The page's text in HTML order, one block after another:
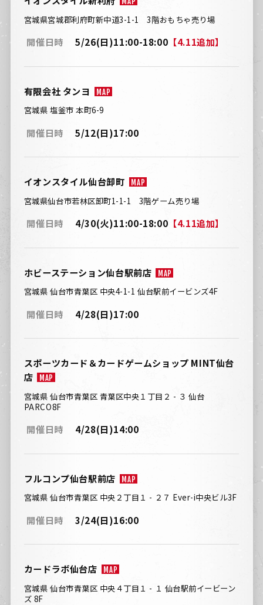
宮城県宮城郡利府町新中道3-1-1 3階おもちゃ売り場
開催日時 5/26(日)11:00-18:00 【4.11追加】
有限会社 タンヨ MAP
宮城県 塩釜市 本町6-9
開催日時 5/12(日)17:00
イオンスタイル仙台卸町 MAP
宮城県仙台市若林区卸町1-1-1 3階ゲーム売り場
開催日時 4/30(火)11:00-18:00 【4.11追加】
ホビーステーション仙台駅前店 MAP
宮城県 仙台市青葉区 中央4-1-1 仙台駅前イービンズ4F
開催日時 4/28(日)17:00
スポーツカード＆カードゲームショップ MINT仙台
店
MAP
宮城県 仙台市青葉区 青葉区中央１丁目２ - ３ 仙台
PARCO8F
開催日時 4/28(日)14:00
フルコンプ仙台駅前店 MAP
宮城県 仙台市青葉区 中央２丁目１ - ２７ Ever-i中央ビル3F
開催日時 3/24(日)16:00
カードラボ仙台店 MAP
宮城県 仙台市青葉区 中央４丁目１ - １ 仙台駅前イービーン
ズ 8F